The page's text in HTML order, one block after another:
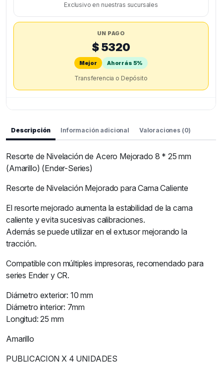
Exclusivo en nuestras sucursales
UN PAGO
$ 5320
Mejor Ahorrás 5%
Transferencia o Depósito
Descripción Información adicional Valoraciones (0)
Resorte de Nivelación de Acero Mejorado 8 * 25 mm
(Amarillo) (Ender-Series)
Resorte de Nivelación Mejorado para Cama Caliente
El resorte mejorado aumenta la estabilidad de la cama
caliente y evita sucesivas calibraciones.
Además se puede utilizar en el extusor mejorando la
tracción.
Compatible con múltiples impresoras, recomendado para
series Ender y CR.
Diámetro exterior: 10 mm
Diámetro interior: 7mm
Longitud: 25 mm
Amarillo
PUBLICACION X 4 UNIDADES